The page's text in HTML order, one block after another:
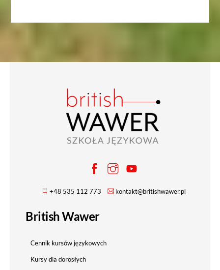
+48 535 112 773 kontakt@britishwawer.pl
British Wawer
Cennik kursów językowych
Kursy dla dorosłych